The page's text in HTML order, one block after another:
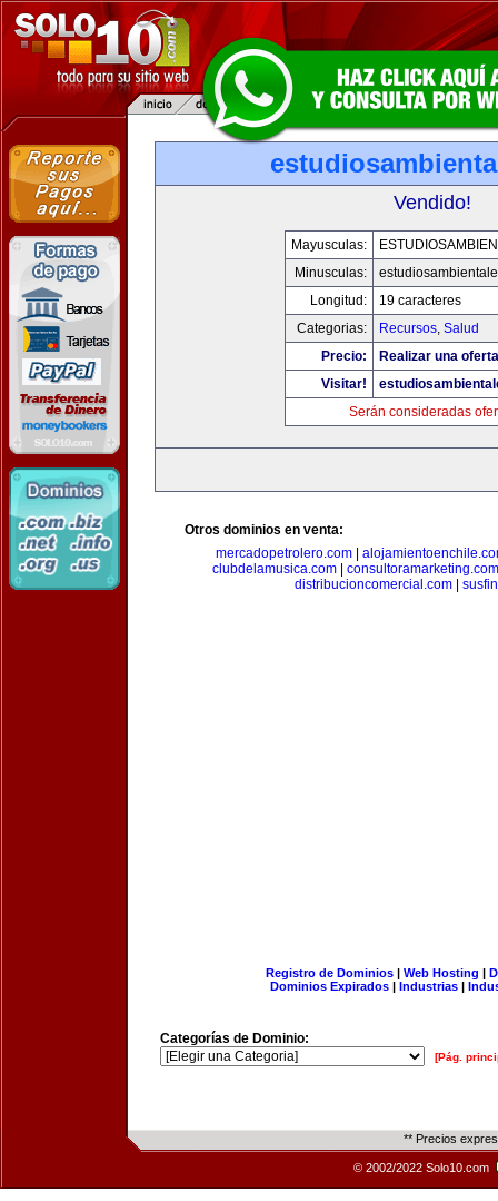
Vendido!
Mayusculas:
Minusculas:
Longitud:
19 caracteres
Categorias:
Recursos, Salud
Precio:
Realizar una
Visitar!
Serán consideradas
Otros dominios en venta:
mercadopetrolero.com|
clubdelamusica.com
consultoramarketing.com
distribucioncomercial.com
Registro de Dominios| Web Hosting |
Dominios Expirados | Industrias |
Categorías de Dominio:
[Pág.
** Precios
© 2002/2022 Solo10.com